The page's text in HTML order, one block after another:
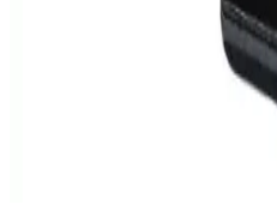
Lenovo Akıllı Telefon
Yüksek Performanslı
Lenovo'nun akıllı telefonları,
sunarak farklı kullanıcı
Legion serileri, kurumsal ve oyun